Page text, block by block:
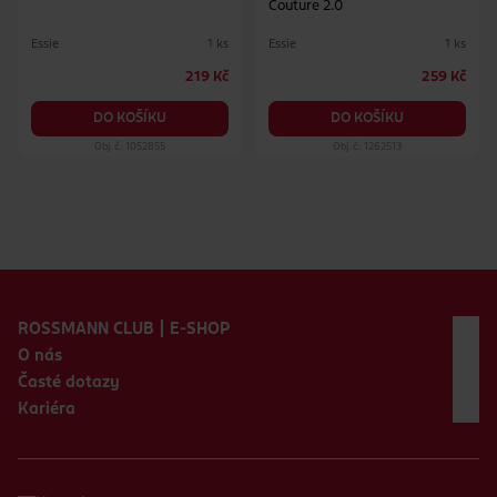
Essie 1 ks
219 Kč
DO KOŠÍKU
Obj. č.: 1052855
Couture 2.0
Essie 1 ks
259 Kč
DO KOŠÍKU
Obj. č.: 1262513
ROSSMANN CLUB | E-SHOP
O nás
Časté dotazy
Kariéra